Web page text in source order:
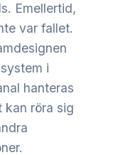
Emellertid,
var fallet.
i
hanteras
kan röra sig